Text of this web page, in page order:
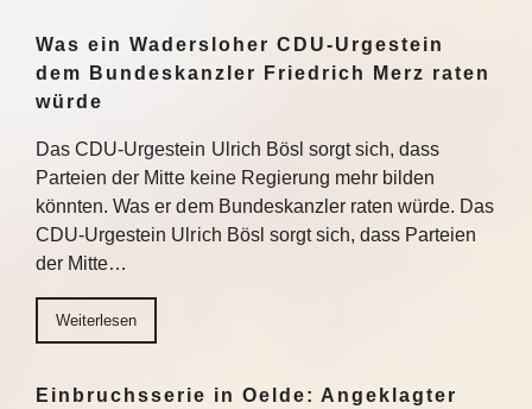
Was ein Wadersloher CDU-Urgestein
dem Bundeskanzler Friedrich Merz raten
würde
Das CDU-Urgestein Ulrich Bösl sorgt sich, dass
Parteien der Mitte keine Regierung mehr bilden
könnten. Was er dem Bundeskanzler raten würde. Das
CDU-Urgestein Ulrich Bösl sorgt sich, dass Parteien
der Mitte…
Weiterlesen
Einbruchsserie in Oelde: Angeklagter